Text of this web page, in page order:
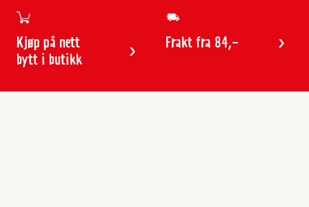
Kjøp på nett
bytt i butikk
Frakt fra 84,-